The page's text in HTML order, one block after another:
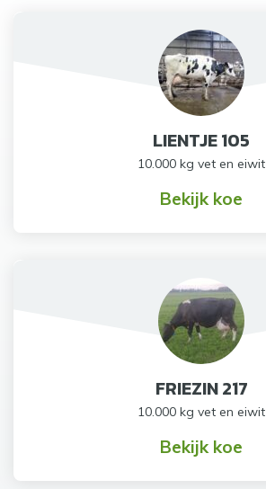
LIENTJE 105
10.000 kg vet en eiwit
Bekijk koe
FRIEZIN 217
10.000 kg vet en eiwit
Bekijk koe